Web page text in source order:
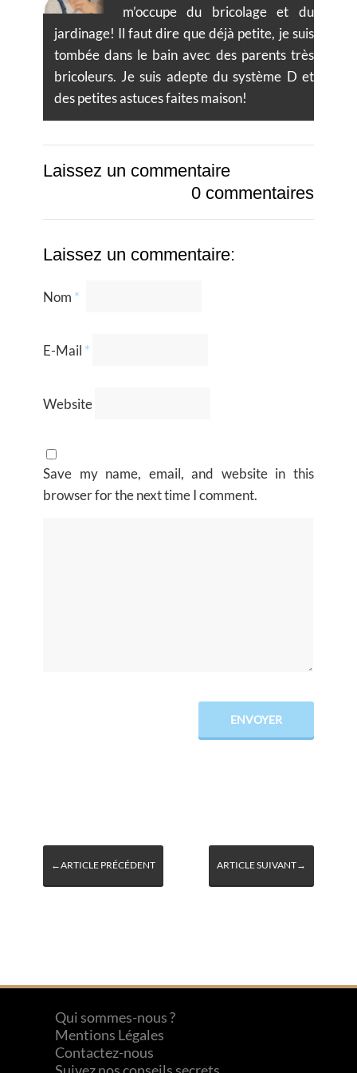
m’occupe du bricolage et du
jardinage! Il faut dire que déjà petite, je suis
tombée dans le bain avec des parents très
bricoleurs. Je suis adepte du système D et
des petites astuces faites maison!
Laissez un commentaire
0 commentaires
Laissez un commentaire:
Nom *
E-Mail *
Website
Save my name, email, and website in this
browser for the next time I comment.
←ARTICLE PRÉCÉDENT ARTICLE SUIVANT→
Qui sommes-nous ?
Mentions Légales
Contactez-nous